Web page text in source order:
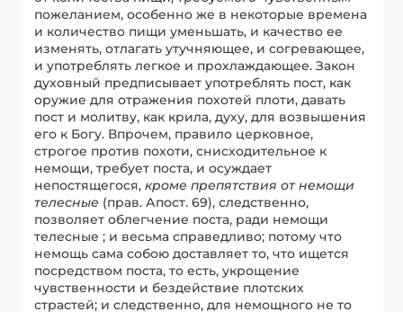
пожеланием, особенно же в некоторые времена
и количество пищи уменьшать, и качество ее
изменять, отлагать утучняющее, и согревающее,
и употреблять легкое и прохлаждающее. Закон
духовный предписывает употреблять пост, как
оружие для отражения похотей плоти, давать
пост и молитву, как крила, духу, для возвышения
его к Богу. Впрочем, правило церковное,
строгое против похоти, снисходительное к
немощи, требует поста, и осуждает
непостящегося,кроме препятствия от немощи
телесные (прав. Апост. 69), следственно,
позволяет облегчение поста, ради немощи
телесные ; и весьма справедливо; потому что
немощь сама собою доставляет то, что ищется
посредством поста, то есть, укрощение
чувственности и бездействие плотских
страстей; и следственно, для немощного не то